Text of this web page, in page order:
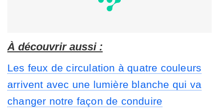
À découvrir aussi :
Les feux de circulation à quatre couleurs
arrivent avec une lumière blanche qui va
changer notre façon de conduire